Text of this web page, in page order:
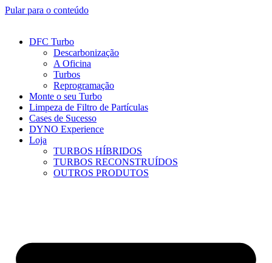
Pular para o conteúdo
DFC Turbo
Descarbonização
A Oficina
Turbos
Reprogramação
Monte o seu Turbo
Limpeza de Filtro de Partículas
Cases de Sucesso
DYNO Experience
Loja
TURBOS HÍBRIDOS
TURBOS RECONSTRUÍDOS
OUTROS PRODUTOS